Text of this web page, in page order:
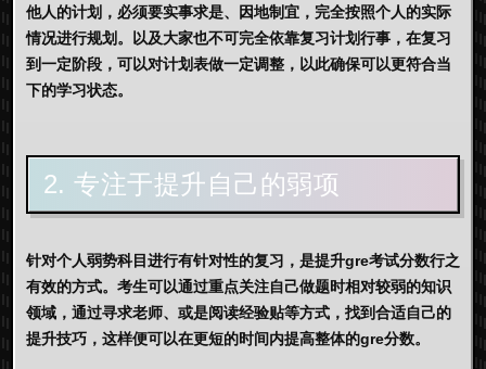
他人的计划，必须要实事求是、因地制宜，完全按照个人的实际
情况进行规划。以及大家也不可完全依靠复习计划行事，在复习
到一定阶段，可以对计划表做一定调整，以此确保可以更符合当
下的学习状态。
2. 专注于提升自己的弱项
针对个人弱势科目进行有针对性的复习，是提升gre考试分数行之
有效的方式。考生可以通过重点关注自己做题时相对较弱的知识
领域，通过寻求老师、或是阅读经验贴等方式，找到合适自己的
提升技巧，这样便可以在更短的时间内提高整体的gre分数。